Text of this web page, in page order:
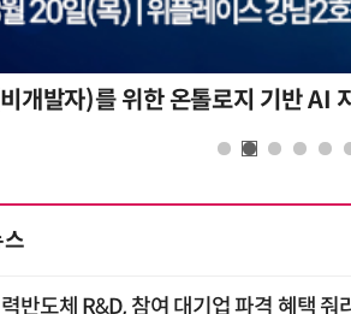
개발자)를 위한 온톨로지 기반 AI
반도체 R&D, 참여 대기업 파격 혜택 줘